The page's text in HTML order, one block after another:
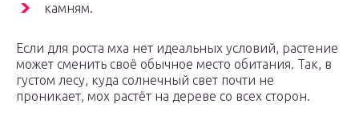
камням.
Если для роста мха нет идеальных условий, растение
может сменить своё обычное место обитания. Так, в
густом лесу, куда солнечный свет почти не
проникает, мох растёт на дереве со всех сторон.